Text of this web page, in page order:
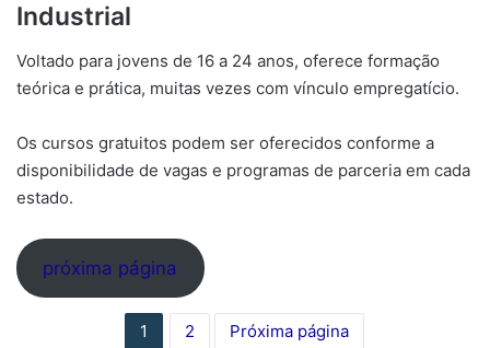
Industrial
Voltado para jovens de 16 a 24 anos, oferece formação
teórica e prática, muitas vezes com vínculo empregatício.
Os cursos gratuitos podem ser oferecidos conforme a
disponibilidade de vagas e programas de parceria em cada
estado.
próxima página
1 2 Próxima página